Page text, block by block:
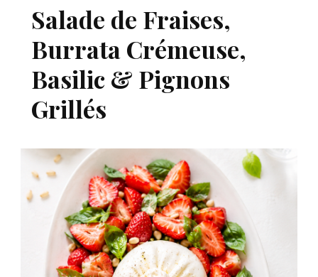
Salade de Fraises,
Burrata Crémeuse,
Basilic & Pignons
Grillés